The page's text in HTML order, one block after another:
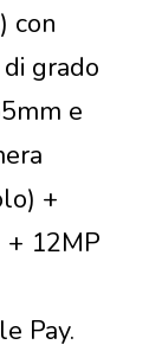
con
grado
e
+
+ 12MP
Pay.